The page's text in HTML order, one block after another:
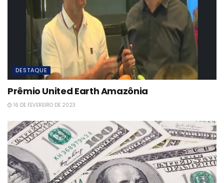
DESTAQUE
Prêmio United Earth Amazônia
16 DE FEVEREIRO DE 2023